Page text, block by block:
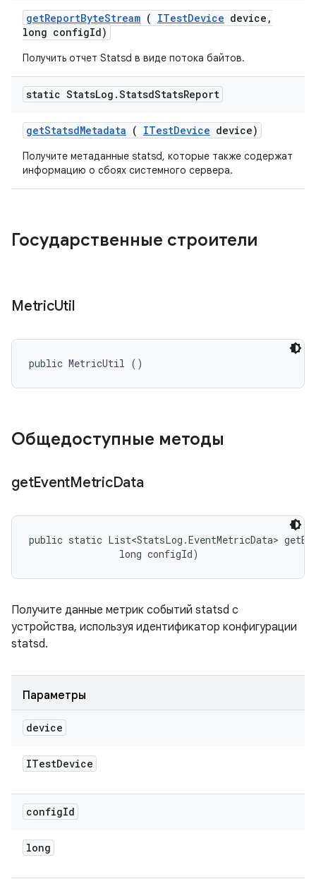
getReportByteStream ( ITestDevice device ,
long configId)
Получить отчет Statsd в виде потока байтов.
static StatsLog .StatsdStatsReport
getStatsdMetadata ( ITestDevice device)
Получите метаданные statsd, которые также содержат
информацию о сбоях системного сервера.
Государственные строители
MetricUtil
public MetricUtil ()
Общедоступные методы
getEventMetricData
public static List<StatsLog.EventMetricData>
                long configId)
Получите данные метрик событий statsd с
устройства, используя идентификатор конфигурации
statsd.
Параметры
device
ITestDevice
configId
long